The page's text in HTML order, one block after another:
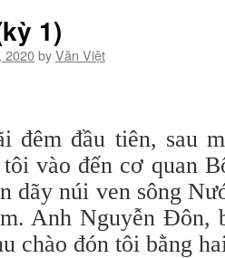
1)
2020byVăn Việt
đêm đầu tiên, sau
vào đến cơ quan
dãy núi ven sông
Anh Nguyễn Đôn,
chào đón tôi bằng